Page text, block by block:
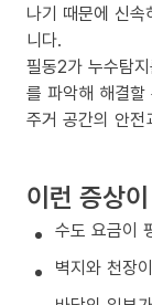
나기 때문에 신
니다.
필동2가 누수탐
를 파악해 해결할
주거 공간의 안
이런 증상
수도 요금이
벽지와 천장